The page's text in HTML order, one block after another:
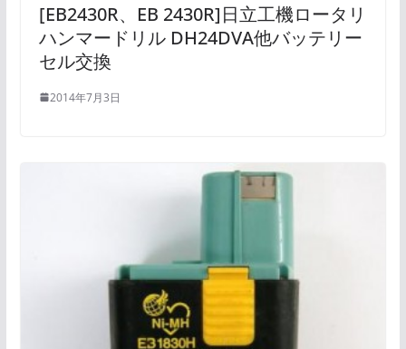
[EB2430R、EB 2430R]日立工機ロータリ
ハンマードリル DH24DVA他バッテリー
セル交換
2014年7月3日